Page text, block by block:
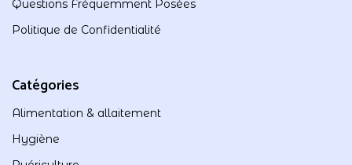
Questions Fréquemment Posées
Politique de Confidentialité
Catégories
Alimentation & allaitement
Hygiène